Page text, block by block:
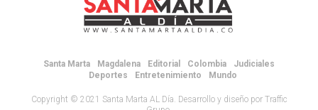
Santa Marta Magdalena Editorial Colombia
Judiciales
Deportes
Entretenimiento Mundo
Copyright © 2021 Santa Marta AL Día. Desarrollo y diseño por Traffic